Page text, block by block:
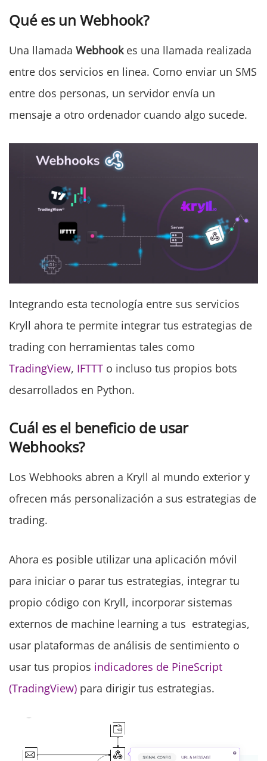
Qué es un Webhook?
Una llamada Webhookes una llamada realizada
entre dos servicios en linea. Como enviar un SMS
entre dos personas, un servidor envía un
mensaje a otro ordenador cuando algo sucede.
Integrando esta tecnología entre sus servicios
Kryll ahora te permite integrar tus estrategias de
trading con herramientas tales como
TradingView, IFTTT o incluso tus propios bots
desarrollados en Python.
Cuál es el beneficio de usar
Webhooks?
Los Webhooks abren a Kryll al mundo exterior y
ofrecen más personalización a sus estrategias de
trading.
Ahora es posible utilizar una aplicación móvil
para iniciar o parar tus estrategias, integrar tu
propio código con Kryll, incorporar sistemas
externos de machine learning a tus estrategias,
usar plataformas de análisis de sentimiento o
usar tus propios indicadores de PineScript
(TradingView) para dirigir tus estrategias.